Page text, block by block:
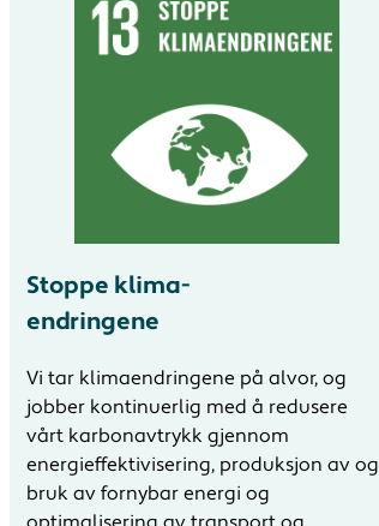
Stoppe klima-
endringene
Vi tar klimaendringene på alvor, og
jobber kontinuerlig med å redusere
vårt karbonavtrykk gjennom
energieffektivisering, produksjon av og
bruk av fornybar energi og